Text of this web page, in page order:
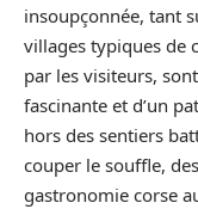
insoupçonnée, tant
villages typiques de
par les visiteurs,
fascinante et d’un
hors des sentiers
couper le souffle,
gastronomie corse